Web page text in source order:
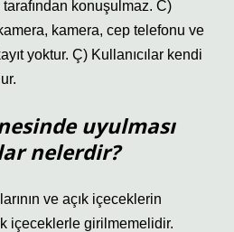
konuşulmaz. C)
kamera, cep telefonu ve
yoktur. Ç) Kullanıcılar kendi
uyulması
nelerdir?
ve açık içeceklerin
içeceklerle girilmemelidir.